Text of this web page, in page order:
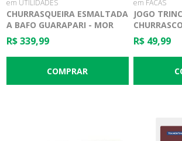
em UTILIDADES
CHURRASQUEIRA ESMALTADA
A BAFO GUARAPARI - MOR
R$ 339,99
em FACAS
JOGO
R$ 49,99